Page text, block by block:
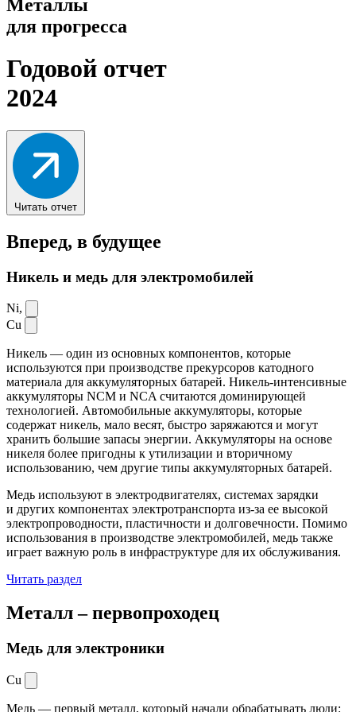
Металлы
для прогресса
Годовой отчет
2024
Читать отчет
Вперед, в будущее
Никель и медь для электромобилей
Ni,
Cu
Никель — один из основных компонентов, которые
используются при производстве прекурсоров катодного
материала для аккумуляторных батарей. Никель-интенсивные
аккумуляторы NCM и NCA считаются доминирующей
технологией. Автомобильные аккумуляторы, которые
содержат никель, мало весят, быстро заряжаются и могут
хранить большие запасы энергии. Аккумуляторы на основе
никеля более пригодны к утилизации и вторичному
использованию, чем другие типы аккумуляторных батарей.
Медь используют в электродвигателях, системах зарядки
и других компонентах электротранспорта из-за ее высокой
электропроводности, пластичности и долговечности. Помимо
использования в производстве электромобилей, медь также
играет важную роль в инфраструктуре для их обслуживания.
Читать раздел
Металл –первопроходец
Медь для электроники
Cu
Медь — первый металл, который начали обрабатывать люди: